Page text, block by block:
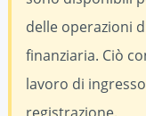
delle operazioni
finanziaria. Ciò
lavoro di
registrazione.